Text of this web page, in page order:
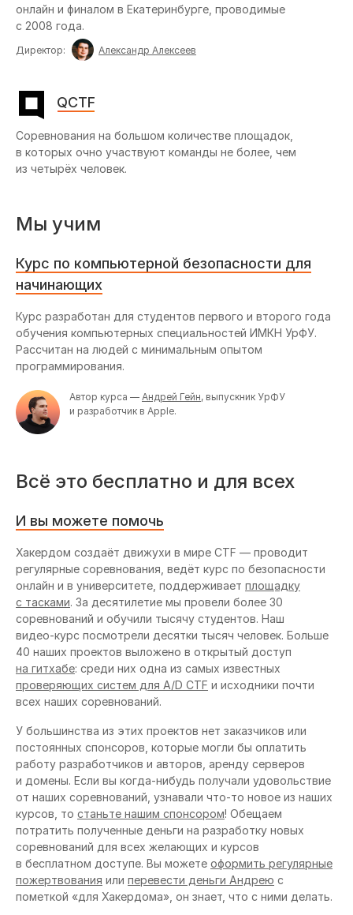
онлайн и финалом в Екатеринбурге, проводимые
с 2008 года.
Директор: Александр Алексеев
QCTF
Соревнования на большом количестве площадок,
в которых очно участвуют команды не более, чем
из четырёх человек.
Мы учим
Курс по компьютерной безопасности для
начинающих
Курс разработан для студентов первого и второго года
обучения компьютерных специальностей ИМКН УрФУ.
Рассчитан на людей с минимальным опытом
программирования.
Автор курса — Андрей Гейн, выпускник УрФУ
и разработчик в Apple.
Всё это бесплатно и для всех
И вы можете помочь
Хакердом создаёт движухи в мире CTF — проводит
регулярные соревнования, ведёт курс по безопасности
онлайн и в университете, поддерживает площадку
c тасками. За десятилетие мы провели более 30
соревнований и обучили тысячу студентов. Наш
видео-курс посмотрели десятки тысяч человек. Больше
40 наших проектов выложено в открытый доступ
на гитхабе: среди них одна из самых известных
проверяющих систем для A/D CTF и исходники почти
всех наших соревнований.
У большинства из этих проектов нет заказчиков или
постоянных спонсоров, которые могли бы оплатить
работу разработчиков и авторов, аренду серверов
и домены. Если вы когда-нибудь получали удовольствие
от наших соревнований, узнавали что-то новое из наших
курсов, то станьте нашим спонсором! Обещаем
потратить полученные деньги на разработку новых
соревнований для всех желающих и курсов
в бесплатном доступе. Вы можете оформить регулярные
пожертвования или перевести деньги Андрею с
пометкой «для Хакердома», он знает, что с ними делать.